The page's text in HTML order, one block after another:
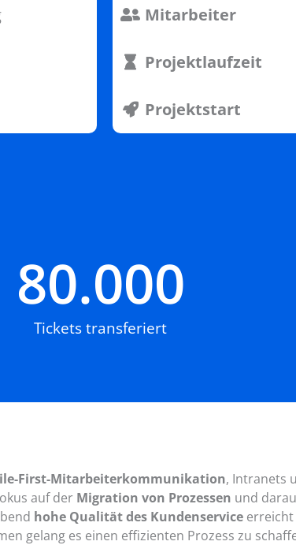
Mitarbeiter
Projektlaufzeit
Projektstart
Tickets transferiert
80.000
First-Mitarbeiterkommunikation, Intranets
auf der Migration von Prozessen und
hohe Qualität des Kundenservice erreicht
gelang es einen effizienten Prozess zu